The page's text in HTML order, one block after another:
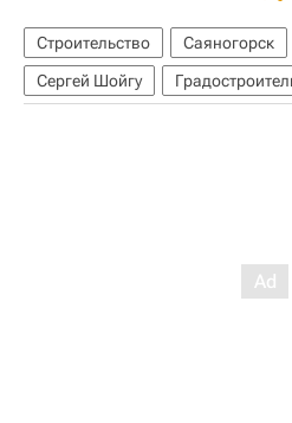
Строительство Саяногорск
Сергей Шойгу